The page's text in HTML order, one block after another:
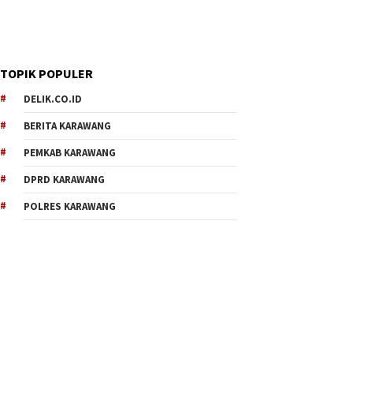
TOPIK POPULER
DELIK.CO.ID
BERITA KARAWANG
PEMKAB KARAWANG
DPRD KARAWANG
POLRES KARAWANG